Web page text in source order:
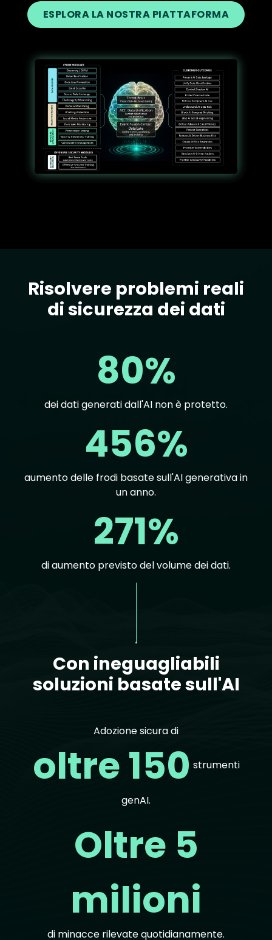
ESPLORA LA NOSTRA PIATTAFORMA
Text
Risolvere problemi reali
di sicurezza dei dati
80%
dei dati generati dall'AI non è protetto.
456%
aumento delle frodi basate sull'AI generativa in
un anno.
271%
di aumento previsto del volume dei dati.
Con ineguagliabili
soluzioni basate sull'AI
Adozione sicura di
oltre 150 strumenti
genAI.
Oltre 5
milioni
di minacce rilevate quotidianamente.